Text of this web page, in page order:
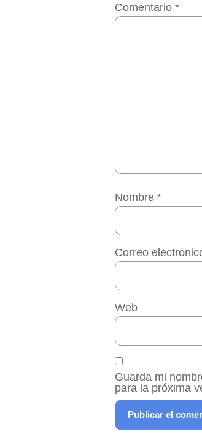
Comentario *
Nombre *
Correo
Web
Guarda mi
para la próxima